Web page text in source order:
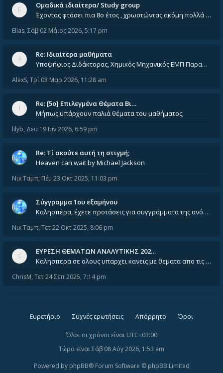
Ομαδικά ιδιαίτερα/ Study group
Έχοντας φτάσει πια 8ο έτος , χρωστώντας ακόμη πολλά και χωρίς καμία όρεξη ούτε να διαβάσω μόνος μου ούτε να παρακολουθήσ
Elias, Σάβ 02 Μάιος 2026, 5:17 pm
Re: Ιδιαίτερα μαθήματα
Υποψήφιος Διδάκτορας, Χημικός Μηχανικός ΕΜΠ Παραδίδω ιδιαίτερα μαθήματα μέσης και ανώτατης εκπαίδευσης σε θετικές και τε
AlexS, Τρί 03 Μαρ 2026, 11:28 am
Re: [5ο] Επιλεγμένα Θέματα Βι…
Μήπως υπάρχουν παλιά θέματα του μαθήματος;
lilyb, Δευ 19 Ιαν 2026, 6:59 pm
Re: Tί ακούτε αυτή τη στιγμή;
Heaven can wait by Michael Jackson
Νικ Ταμπ, Πέμ 23 Οκτ 2025, 11:03 pm
Σύγγραμμα 1ου εξαμήνου
Καλησπέρα, έχετε προτάσεις για συγγράμματα της ανόργανης χημείας? Είμαι ανάμεσα σε Λιοδάκη, Chung και Atkins
Νικ Ταμπ, Τετ 22 Οκτ 2025, 8:06 pm
ΕΥΡΕΣΗ ΘΕΜΑΤΩΝ ΑΝΑΛΥΤΙΚΗΣ 202…
Καλησπερα σε ολους υπαρχει κανεις με θεματα απο τις εξετασεις του ιουνιου και σεπτεμβρίου για την αναλυτικη χημεια
ChrisM, Τετ 24 Σεπ 2025, 7:14 pm
Ευρετήριο Συχνές ερωτήσεις Απόρρητο Όροι
Όλοι οι χρόνοι είναι UTC+03:00
Τώρα είναι Σάβ 08 Αύγ 2026, 1:53 am
Powered by phpBB® Forum Software © phpBB Limited